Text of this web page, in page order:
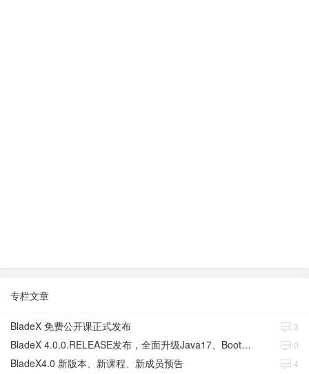
专栏文章
BladeX 免费公开课正式发布 3
BladeX 4.0.0.RELEASE发布，全面升级Java17、Boot3、Cloud2023 0
BladeX4.0 新版本、新课程、新成员预告 4